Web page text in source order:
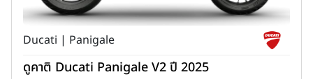
สำหรับในรุ่น Smart Key ยังมาพร้อมกุญแจรีโมตอัจฉริยะ ช่วยเพิ่มความ
สะดวกสบายในการใช้งาน เพียงพกกุญแจติดตัวก็สามารถสตาร์ทรถ เปิด
เบาะ และล็อกคอรถได้โดยไม่ต้องเสียบกุญแจ ขณะที่รุ่น Standard มา
พร้อมกุญแจแบบ Multi-Function ที่รวมทุกฟังก์ชันการใช้งานไว้ในจุด
Ducati | Panigale
ดูคาติ Ducati Panigale V2 ปี 2025